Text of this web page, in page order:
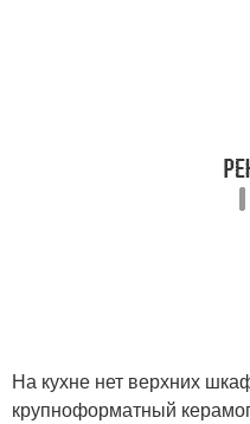
На кухне нет верхних
крупноформатный